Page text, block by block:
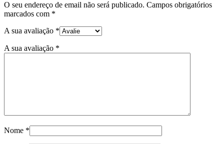
O seu endereço de email não será publicado. Campos obrigatórios
marcados com *
A sua avaliação *
A sua avaliação *
Nome *